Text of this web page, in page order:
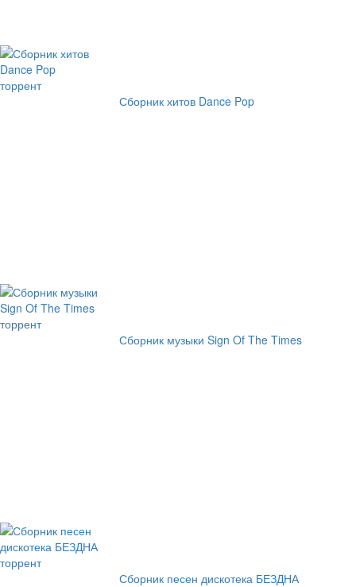
Сборник хитов Dance Pop
Сборник музыки Sign Of The Times
Сборник песен дискотека БЕЗДНА